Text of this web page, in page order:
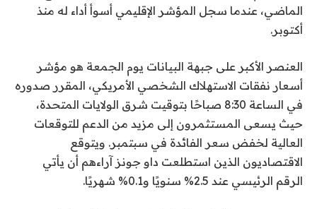
الماضي، عندما سجل المؤشر الإقليمي أسوأ أداء له منذ
أكتوبر.
العنصر الأكبر على جبهة البيانات يوم الجمعة هو مؤشر
أسعار نفقات الاستهلاك الشخصي الأمريكي، المقرر صدوره
في الساعة 8:30 صباحًا بتوقيت شرق الولايات المتحدة،
حيث يسعى المستثمرون إلى مزيد من الدعم للتوقعات
العالية لخفض سعر الفائدة في سبتمبر. ويتوقع
الاقتصاديون الذين استطلعت داو جونز آراءهم أن يأتي
الرقم الرئيسي عند 2.5% سنويًا و0.1% شهريًا.